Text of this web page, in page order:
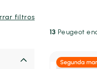
filtros
13 Peugeot